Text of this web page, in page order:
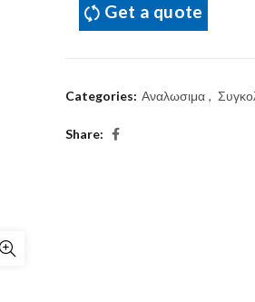
Get a quote
Categories: Αναλωσιμα ,
Share